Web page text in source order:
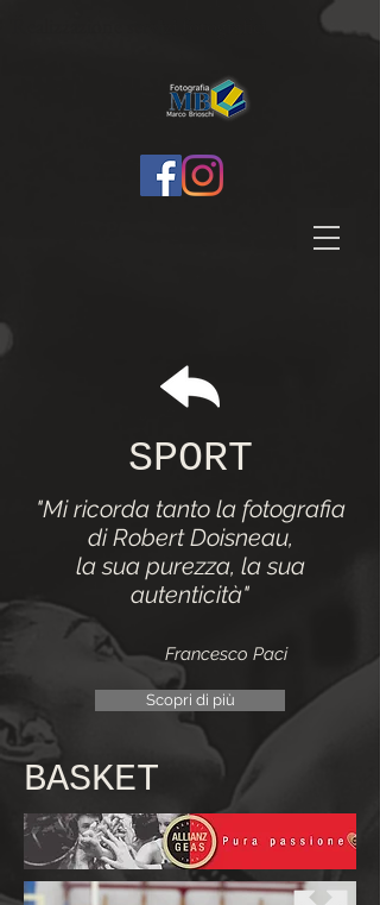
SPORT
"Mi ricorda tanto la fotografia
di Robert Doisneau,
la sua purezza, la sua
autenticità"
Francesco Paci
Scopri di più
BASKET